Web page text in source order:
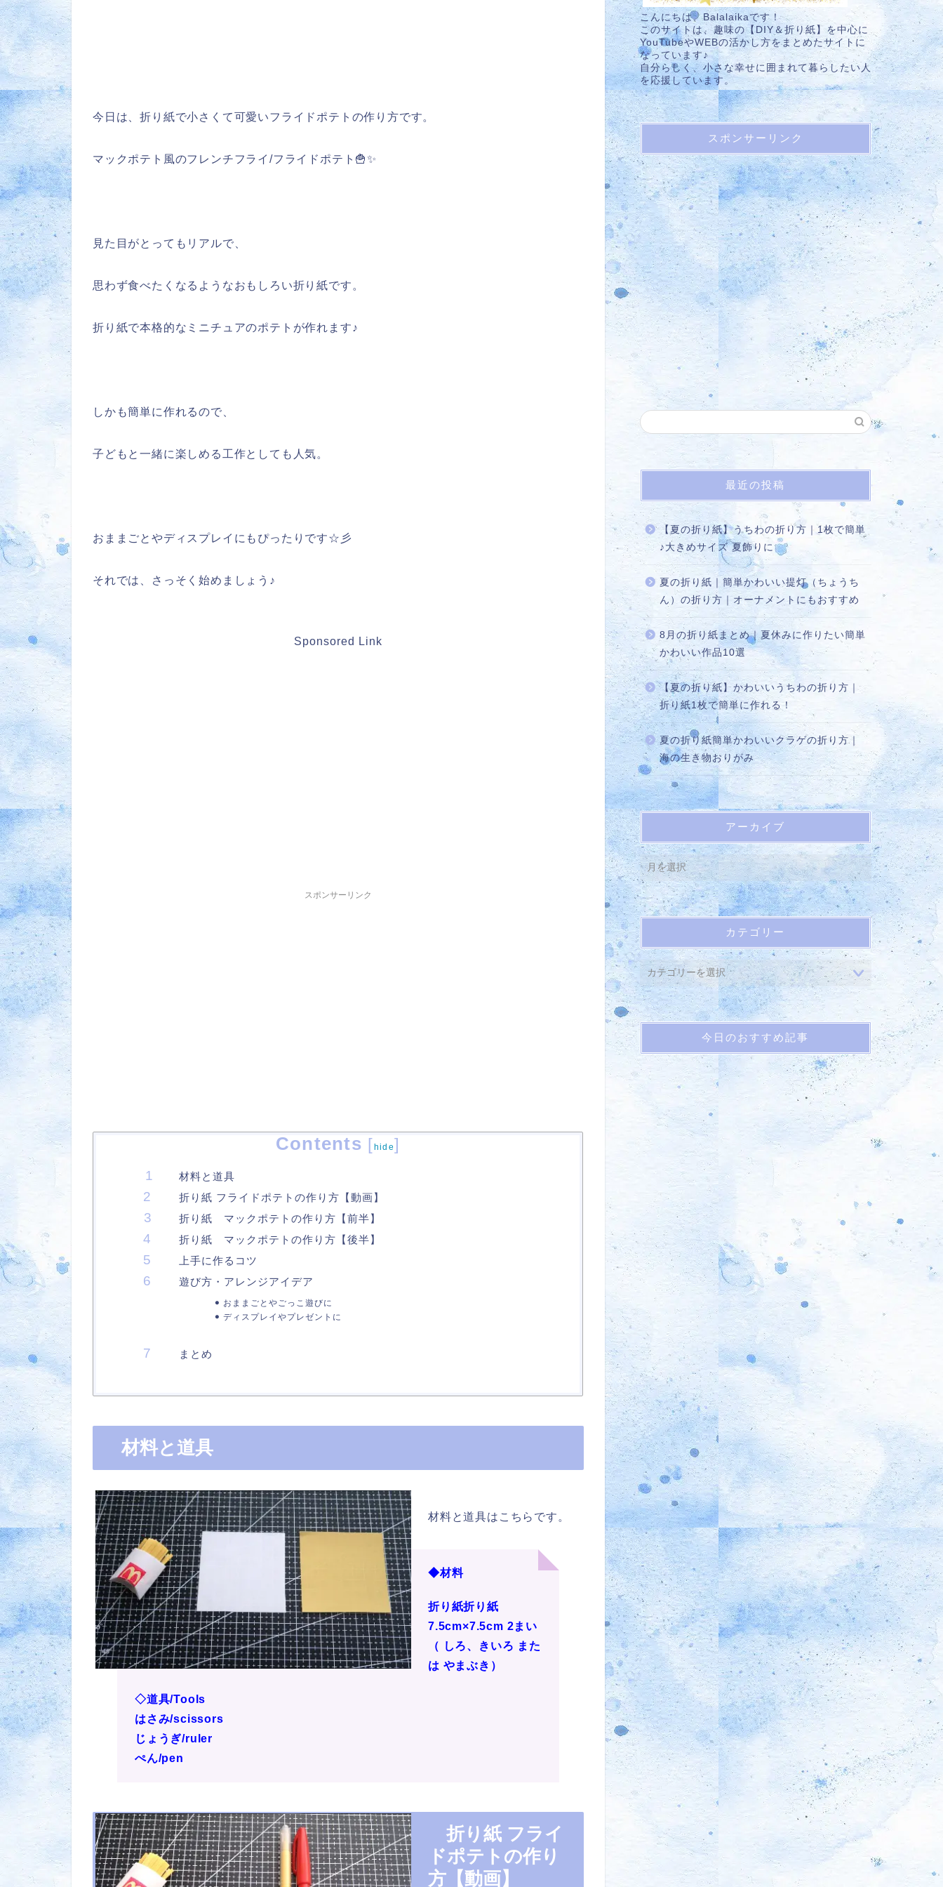
今日は、折り紙で小さくて可愛いフライドポテトの作り方です。
マックポテト風のフレンチフライ/フライドポテト🍟✨
見た目がとってもリアルで、
思わず食べたくなるようなおもしろい折り紙です。
折り紙で本格的なミニチュアのポテトが作れます♪
しかも簡単に作れるので、
子どもと一緒に楽しめる工作としても人気。
おままごとやディスプレイにもぴったりです☆彡
それでは、さっそく始めましょう♪
Sponsored Link
スポンサーリンク
Contents [ hide]
材料と道具
折り紙 フライドポテトの作り方【動画】
折り紙 マックポテトの作り方【前半】
折り紙 マックポテトの作り方【後半】
上手に作るコツ
遊び方・アレンジアイデア
おままごとやごっこ遊びに
ディスプレイやプレゼントに
まとめ
材料と道具
材料と道具はこちらです。
◆材料
折り紙折り紙
7.5cm×7.5cm 2まい
（ しろ、きいろ また
は やまぶき）
◇道具/Tools
はさみ/scissors
じょうぎ/ruler
ぺん/pen
折り紙 フライ
ドポテトの作り
方【動画】
こんにちは、Balalaikaです！
このサイトは、趣味の【DIY＆折り紙】を中心に
YouTubeやWEBの活かし方をまとめたサイトに
なっています♪
自分らしく、小さな幸せに囲まれて暮らしたい人
を応援しています。
スポンサーリンク
最近の投稿
【夏の折り紙】うちわの折り方｜1枚で簡単
♪大きめサイズ 夏飾りに
夏の折り紙｜簡単かわいい提灯（ちょうち
ん）の折り方｜オーナメントにもおすすめ
8月の折り紙まとめ｜夏休みに作りたい簡単
かわいい作品10選
【夏の折り紙】かわいいうちわの折り方｜
折り紙1枚で簡単に作れる！
夏の折り紙簡単かわいいクラゲの折り方｜
海の生き物おりがみ
アーカイブ
カテゴリー
今日のおすすめ記事